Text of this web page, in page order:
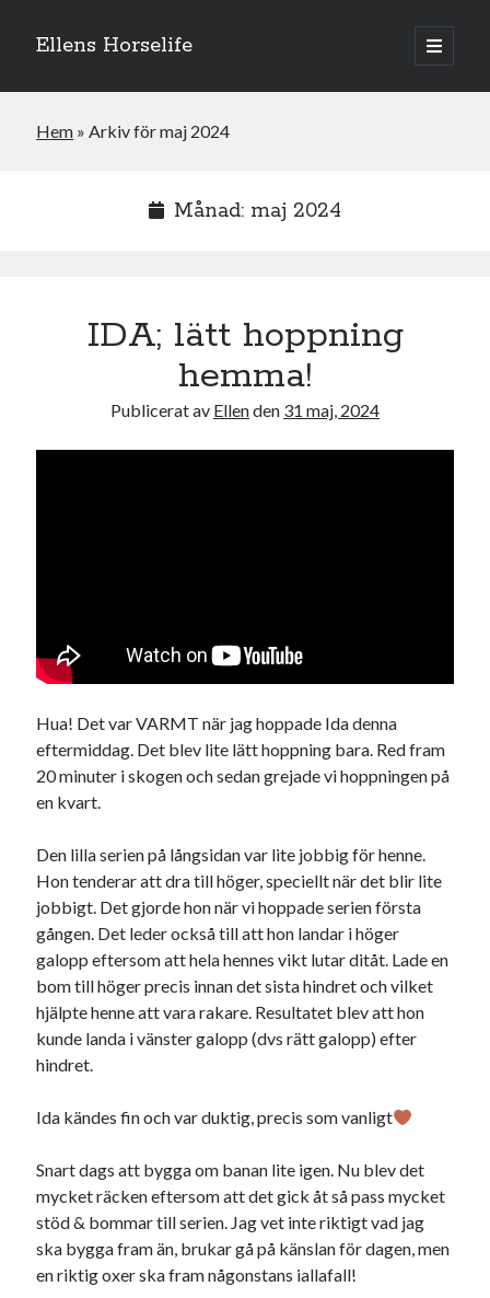
Ellens Horselife
öppna
primär
Sidopanel
denna bloggen kan ni följa min resa med hästarna, från ponnytävlingar i
VI TRÄNAR VIDARE!
IDA; dagens hoppning!
HINDERBANA
MAGSJUKA
Kategorier
Allmänt(998)
Extrahästar(58)
Hållidej(276)
Heart of Hope(39)
Heart Paal(216)
Idun (140)
Källhults Spotless
Ninlil(34)
Resor(111)
Tävling (159)
Träningar(63)
Utrustning(47)
Hem »Arkiv för maj 2024
Månad: maj 2024
IDA; lätt hoppning
hemma!
Publicerat av Ellenden 31 maj, 2024
Hua! Det var VARMT när jag hoppade Ida denna
eftermiddag. Det blev lite lätt hoppning bara. Red fram
20 minuter i skogen och sedan grejade vi hoppningen på
en kvart.
Den lilla serien på långsidan var lite jobbig för henne.
Hon tenderar att dra till höger, speciellt när det blir lite
jobbigt. Det gjorde hon när vi hoppade serien första
gången. Det leder också till att hon landar i höger
galopp eftersom att hela hennes vikt lutar ditåt. Lade en
bom till höger precis innan det sista hindret och vilket
hjälpte henne att vara rakare. Resultatet blev att hon
kunde landa i vänster galopp (dvs rätt galopp) efter
hindret.
Ida kändes fin och var duktig, precis som vanligt
Snart dags att bygga om banan lite igen. Nu blev det
mycket räcken eftersom att det gick åt så pass mycket
stöd & bommar till serien. Jag vet inte riktigt vad jag
ska bygga fram än, brukar gå på känslan för dagen, men
en riktig oxer ska fram någonstans iallafall!